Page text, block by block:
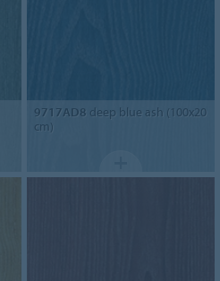
9717AD8 deep blue ash (100x20
cm)